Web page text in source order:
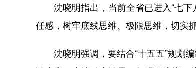
沈晓明指出，当前全省已进入“七下
任感，树牢底线思维、极限思维，切实
沈晓明强调，要结合“十五五”规划编